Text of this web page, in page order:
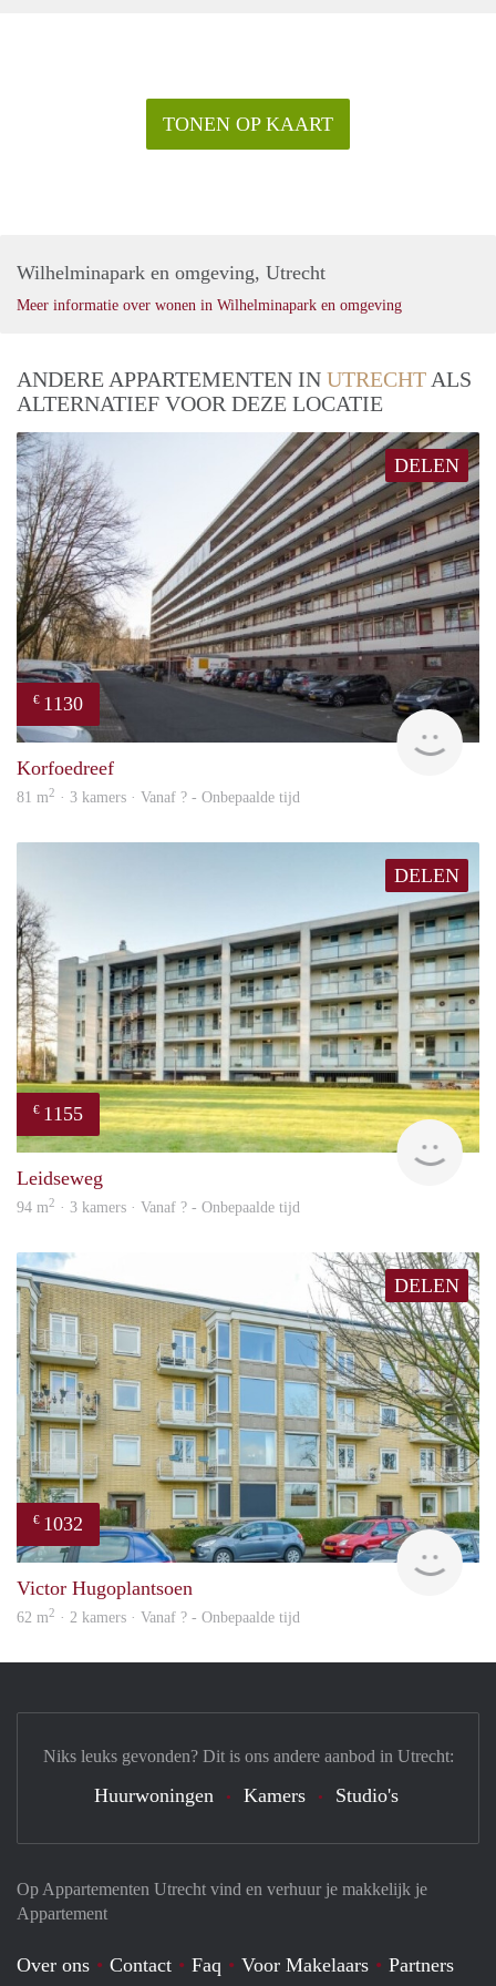
TONEN OP KAART
Wilhelminapark en omgeving, Utrecht
Meer informatie over wonen in Wilhelminapark en omgeving
ANDERE APPARTEMENTEN IN UTRECHT ALS
ALTERNATIEF VOOR DEZE LOCATIE
DELEN
€ 1130
Korfoedreef
81 m2 · 3 kamers · Vanaf ? - Onbepaalde tijd
DELEN
€ 1155
Leidseweg
94 m2 · 3 kamers · Vanaf ? - Onbepaalde tijd
DELEN
€ 1032
Victor Hugoplantsoen
62 m2 · 2 kamers · Vanaf ? - Onbepaalde tijd
Op Appartementen Utrecht vind en verhuur je makkelijk je
Appartement
Over ons Contact Faq Voor Makelaars Partners
Niks leuks gevonden? Dit is ons andere aanbod in Utrecht:
Huurwoningen Kamers Studio's